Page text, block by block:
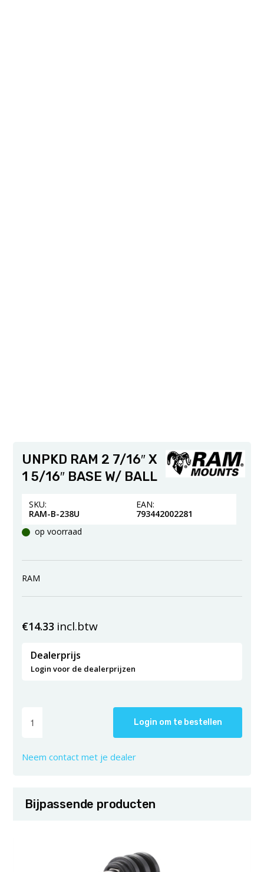
UNPKD RAM 2 7/16″ X
1 5/16″ BASE W/ BALL
SKU:
RAM-B-238U
EAN:
793442002281
op voorraad
RAM
€14.33 incl.btw
Dealerprijs
Login voor de dealerprijzen
Login om te bestellen
Neem contact met je dealer
Bijpassende producten